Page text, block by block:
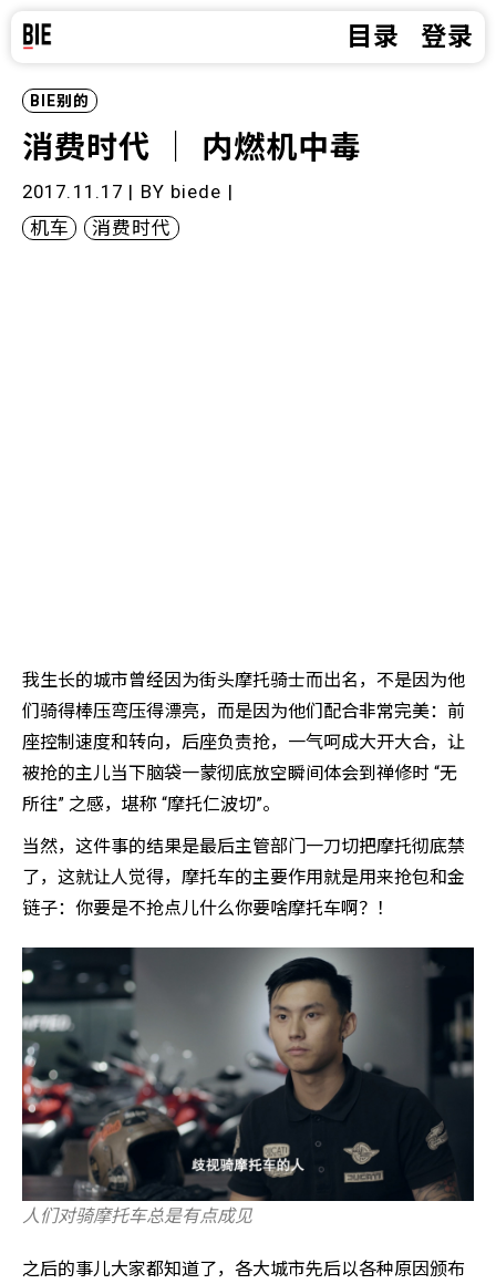
目录 登录
BIE别的
消费时代 ｜ 内燃机中毒
2017.11.17 | BY biede |
机车
消费时代
我生长的城市曾经因为街头摩托骑士而出名，不是因为他
们骑得棒压弯压得漂亮，而是因为他们配合非常完美：前
座控制速度和转向，后座负责抢，一气呵成大开大合，让
被抢的主儿当下脑袋一蒙彻底放空瞬间体会到禅修时 “无
所往” 之感，堪称 “摩托仁波切”。
当然，这件事的结果是最后主管部门一刀切把摩托彻底禁
了，这就让人觉得，摩托车的主要作用就是用来抢包和金
链子：你要是不抢点儿什么你要啥摩托车啊？！
人们对骑摩托车总是有点成见
之后的事儿大家都知道了，各大城市先后以各种原因颁布